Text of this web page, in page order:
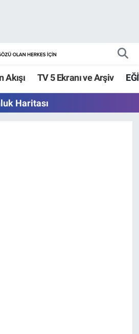
Akışı TV 5 Ekranı ve Arşiv
Haritası